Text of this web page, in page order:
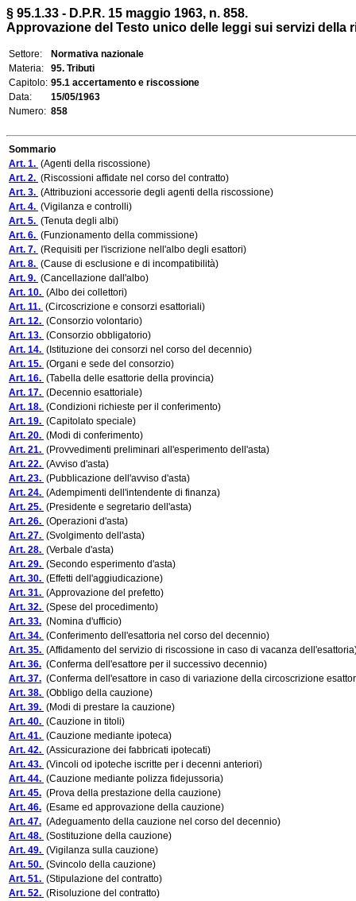
§ 95.1.33 - D.P.R. 15 maggio 1963, n. 858.
Approvazione del Testo unico delle leggi sui servizi della
Settore:
Normativa nazionale
Materia:
95. Tributi
Capitolo: 95.1 accertamento e riscossione
Data:
15/05/1963
Numero: 858
Sommario
Art. 1. (Agenti della riscossione)
Art. 2. (Riscossioni affidate nel corso del contratto)
Art. 3. (Attribuzioni accessorie degli agenti della riscossione)
Art. 4. (Vigilanza e controlli)
Art. 5. (Tenuta degli albi)
Art. 6. (Funzionamento della commissione)
Art. 7. (Requisiti per l'iscrizione nell'albo degli esattori)
Art. 8. (Cause di esclusione e di incompatibilità)
Art. 9. (Cancellazione dall'albo)
Art. 10. (Albo dei collettori)
Art. 11. (Circoscrizione e consorzi esattoriali)
Art. 12. (Consorzio volontario)
Art. 13. (Consorzio obbligatorio)
Art. 14. (Istituzione dei consorzi nel corso del decennio)
Art. 15. (Organi e sede del consorzio)
Art. 16. (Tabella delle esattorie della provincia)
Art. 17. (Decennio esattoriale)
Art. 18. (Condizioni richieste per il conferimento)
Art. 19. (Capitolato speciale)
Art. 20. (Modi di conferimento)
Art. 21. (Provvedimenti preliminari all'esperimento dell'asta)
Art. 22. (Avviso d'asta)
Art. 23. (Pubblicazione dell'avviso d'asta)
Art. 24. (Adempimenti dell'intendente di finanza)
Art. 25. (Presidente e segretario dell'asta)
Art. 26. (Operazioni d'asta)
Art. 27. (Svolgimento dell'asta)
Art. 28. (Verbale d'asta)
Art. 29. (Secondo esperimento d'asta)
Art. 30. (Effetti dell'aggiudicazione)
Art. 31. (Approvazione del prefetto)
Art. 32. (Spese del procedimento)
Art. 33. (Nomina d'ufficio)
Art. 34. (Conferimento dell'esattoria nel corso del decennio)
Art. 35. (Affidamento del servizio di riscossione in caso di vacanza
Art. 36. (Conferma dell'esattore per il successivo decennio)
Art. 37. (Conferma dell'esattore in caso di variazione della circoscrizione
Art. 38. (Obbligo della cauzione)
Art. 39. (Modi di prestare la cauzione)
Art. 40. (Cauzione in titoli)
Art. 41. (Cauzione mediante ipoteca)
Art. 42. (Assicurazione dei fabbricati ipotecati)
Art. 43. (Vincoli od ipoteche iscritte per i decenni anteriori)
Art. 44. (Cauzione mediante polizza fidejussoria)
Art. 45. (Prova della prestazione della cauzione)
Art. 46. (Esame ed approvazione della cauzione)
Art. 47. (Adeguamento della cauzione nel corso del decennio)
Art. 48. (Sostituzione della cauzione)
Art. 49. (Vigilanza sulla cauzione)
Art. 50. (Svincolo della cauzione)
Art. 51. (Stipulazione del contratto)
Art. 52. (Risoluzione del contratto)